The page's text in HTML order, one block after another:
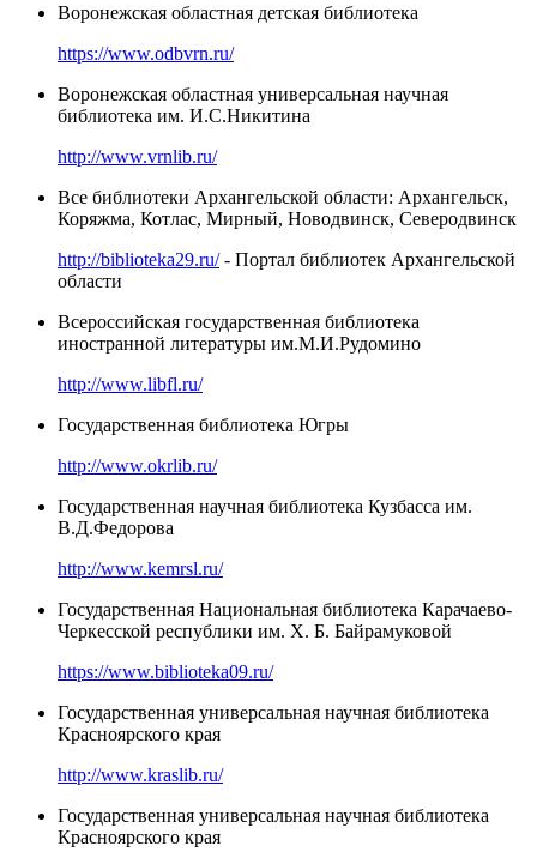
Воронежская областная детская библиотека
https://www.odbvrn.ru/
Воронежская областная универсальная научная
библиотека им. И.С.Никитина
http://www.vrnlib.ru/
Все библиотеки Архангельской области: Архангельск,
Коряжма, Котлас, Мирный, Новодвинск, Северодвинск
http://biblioteka29.ru/- Портал библиотек Архангельской
области
Всероссийская государственная библиотека
иностранной литературы им.М.И.Рудомино
http://www.libfl.ru/
Государственная библиотека Югры
http://www.okrlib.ru/
Государственная научная библиотека Кузбасса им.
В.Д.Федорова
http://www.kemrsl.ru/
Государственная Национальная библиотека Карачаево-
Черкесской республики им. Х. Б. Байрамуковой
https://www.biblioteka09.ru/
Государственная универсальная научная библиотека
Красноярского края
http://www.kraslib.ru/
Государственная универсальная научная библиотека
Красноярского края